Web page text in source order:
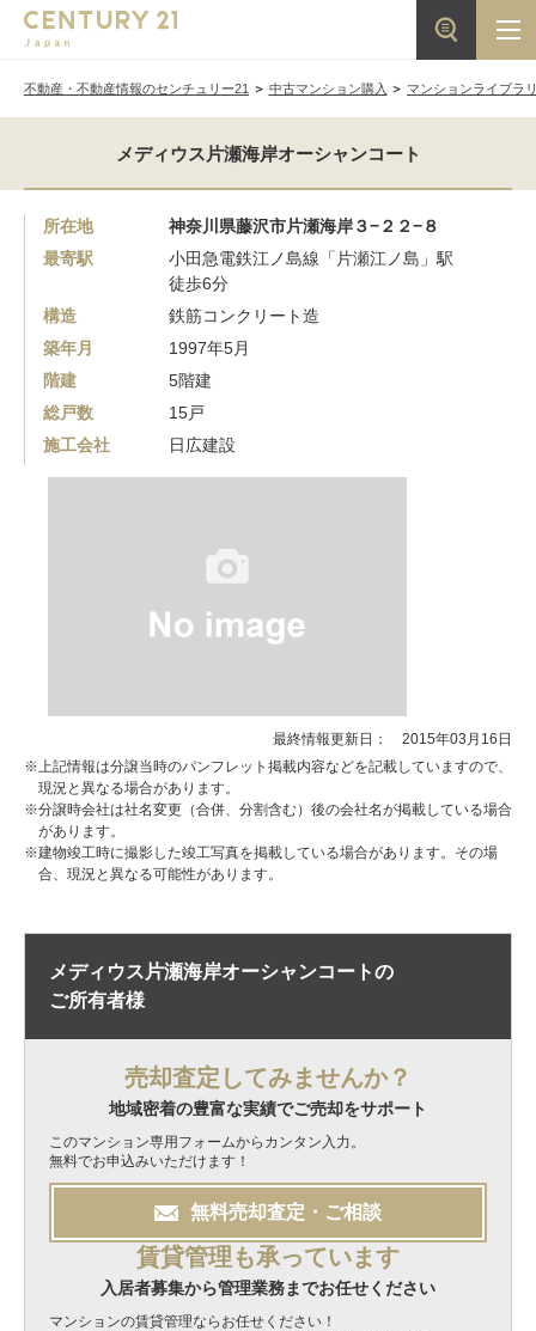
不動産・不動産情報のセンチュリー21 中古マンション購入 マンションライブラ
メディウス片瀬海岸オーシャンコート
所在地
神奈川県藤沢市片瀬海岸３−２２−８
最寄駅
小田急電鉄江ノ島線「片瀬江ノ島」駅
徒歩6分
構造
鉄筋コンクリート造
築年月
1997年5月
階建
5階建
総戸数
15戸
施工会社
日広建設
最終情報更新日： 2015年03月16日
※上記情報は分譲当時のパンフレット掲載内容などを記載していますので、
現況と異なる場合があります。
※分譲時会社は社名変更（合併、分割含む）後の会社名が掲載している場合
があります。
※建物竣工時に撮影した竣工写真を掲載している場合があります。その場
合、現況と異なる可能性があります。
メディウス片瀬海岸オーシャンコートの
ご所有者様
売却査定してみませんか？
地域密着の豊富な実績でご売却をサポート
このマンション専用フォームからカンタン入力。
無料でお申込みいただけます！
無料売却査定・ご相談
賃貸管理も承っています
入居者募集から管理業務までお任せください
マンションの賃貸管理ならお任せください！